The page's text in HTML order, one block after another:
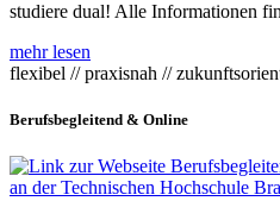
studiere dual! Alle Informationen
mehr lesen
flexibel // praxisnah //
Berufsbegleitend & Online